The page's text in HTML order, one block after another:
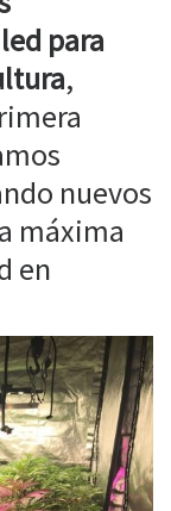
para
,
nuevos
máxima
en